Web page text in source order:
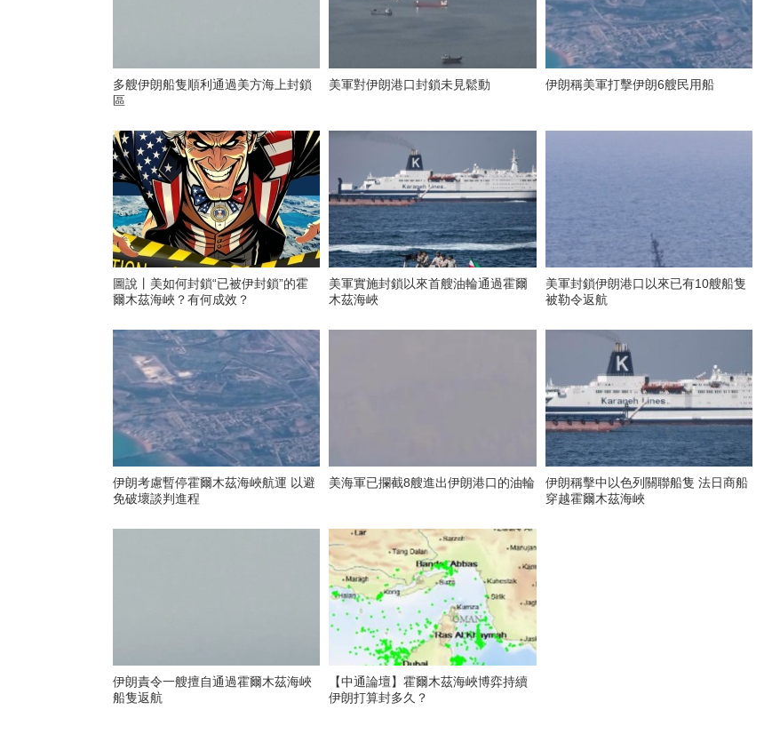
多艘伊朗船隻順利通過美方海上封鎖
區
美軍對伊朗港口封鎖未見鬆動 伊朗稱美軍打擊伊朗6艘民用船
圖說丨美如何封鎖“已被伊封鎖”的霍
爾木茲海峽？有何成效？
美軍實施封鎖以來首艘油輪通過霍爾
木茲海峽
美軍封鎖伊朗港口以來已有10艘船隻
被勒令返航
伊朗考慮暫停霍爾木茲海峽航運 以避
免破壞談判進程
美海軍已攔截8艘進出伊朗港口的油輪
伊朗稱擊中以色列關聯船隻 法日商船
穿越霍爾木茲海峽
伊朗責令一艘擅自通過霍爾木茲海峽
船隻返航
【中通論壇】霍爾木茲海峽博弈持續
伊朗打算封多久？